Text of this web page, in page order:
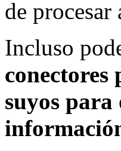
de
Incluso
conectores
suyos